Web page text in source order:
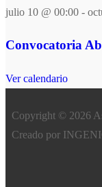
julio 10 @ 00:00 -
Convocatoria
Ver calendario
Copyright © 2026
Creado por